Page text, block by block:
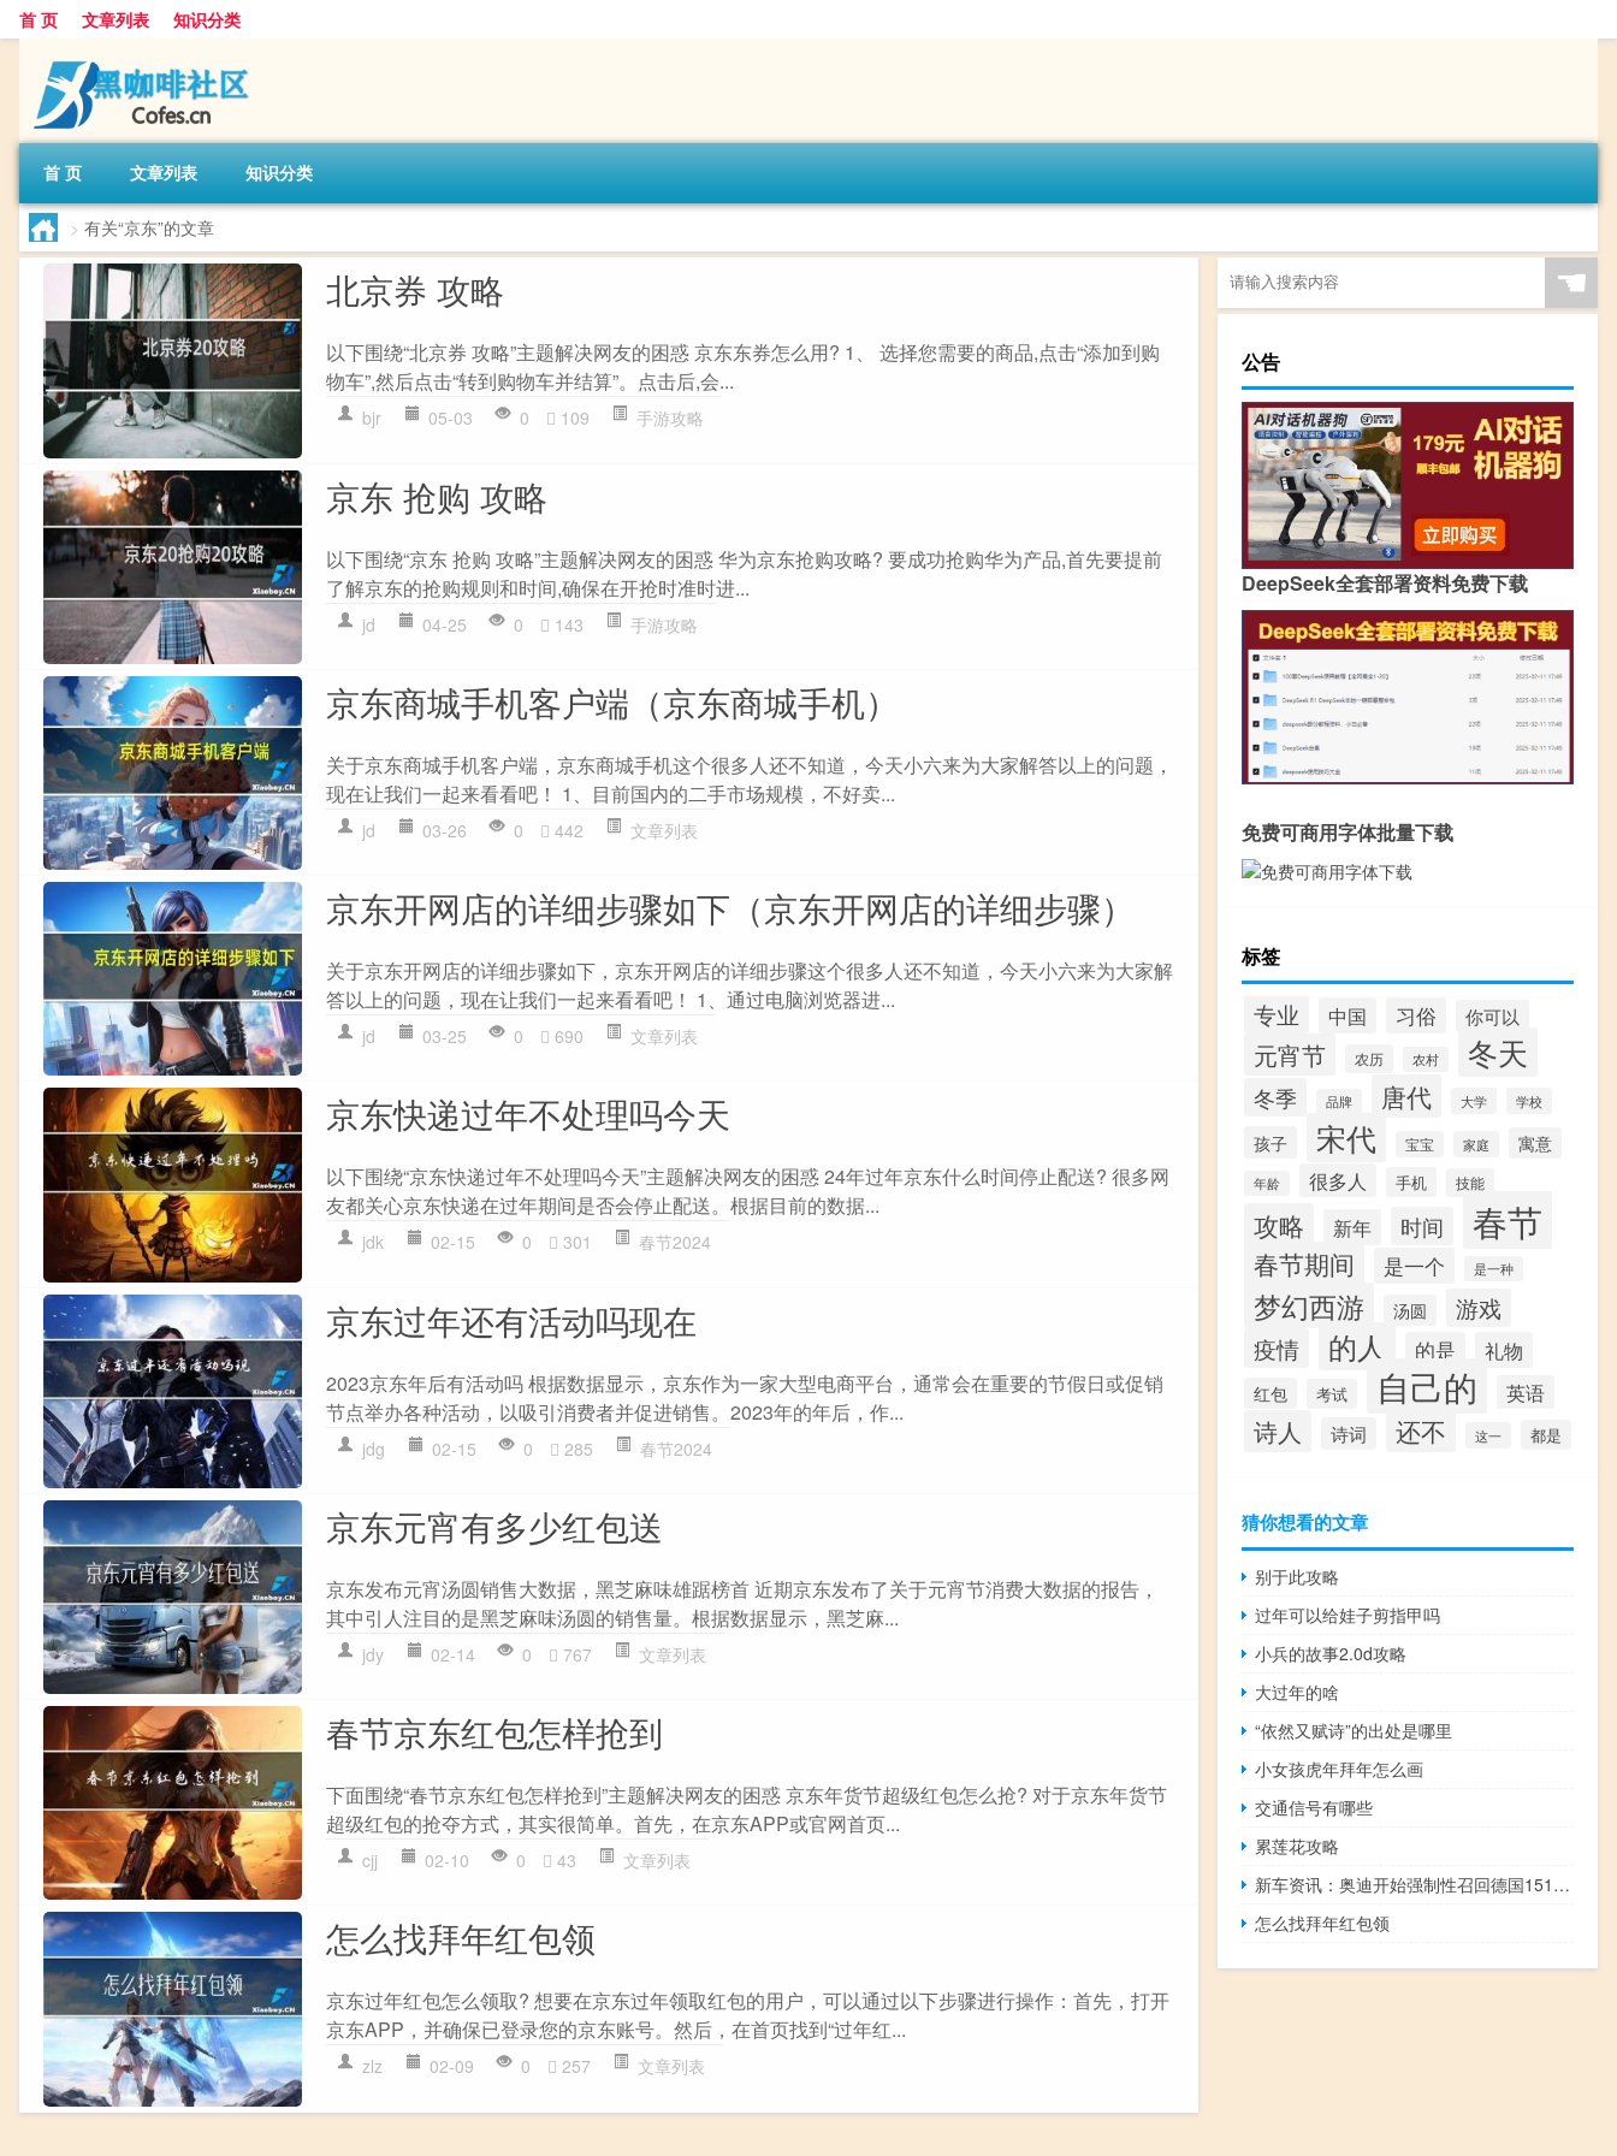
首 页 文章列表 知识分类
首 页 文章列表 知识分类
> 有关“京东”的文章
北京券 攻略
以下围绕“北京券 攻略”主题解决网友的困惑 京东东券怎么用? 1、 选择您需要的商品,点击“添加到购
物车”,然后点击“转到购物车并结算”。点击后,会...
bjr 05-03 0 109 手游攻略
京东 抢购 攻略
以下围绕“京东 抢购 攻略”主题解决网友的困惑 华为京东抢购攻略? 要成功抢购华为产品,首先要提前
了解京东的抢购规则和时间,确保在开抢时准时进...
jd 04-25 0 143 手游攻略
京东商城手机客户端（京东商城手机）
关于京东商城手机客户端，京东商城手机这个很多人还不知道，今天小六来为大家解答以上的问题，
现在让我们一起来看看吧！ 1、目前国内的二手市场规模，不好卖...
jd 03-26 0 442 文章列表
京东开网店的详细步骤如下（京东开网店的详细步骤）
关于京东开网店的详细步骤如下，京东开网店的详细步骤这个很多人还不知道，今天小六来为大家解
答以上的问题，现在让我们一起来看看吧！ 1、通过电脑浏览器进...
jd 03-25 0 690 文章列表
京东快递过年不处理吗今天
以下围绕“京东快递过年不处理吗今天”主题解决网友的困惑 24年过年京东什么时间停止配送? 很多网
友都关心京东快递在过年期间是否会停止配送。根据目前的数据...
jdk 02-15 0 301 春节2024
京东过年还有活动吗现在
2023京东年后有活动吗 根据数据显示，京东作为一家大型电商平台，通常会在重要的节假日或促销
节点举办各种活动，以吸引消费者并促进销售。2023年的年后，作...
jdg 02-15 0 285 春节2024
京东元宵有多少红包送
京东发布元宵汤圆销售大数据，黑芝麻味雄踞榜首 近期京东发布了关于元宵节消费大数据的报告，
其中引人注目的是黑芝麻味汤圆的销售量。根据数据显示，黑芝麻...
jdy 02-14 0 767 文章列表
春节京东红包怎样抢到
下面围绕“春节京东红包怎样抢到”主题解决网友的困惑 京东年货节超级红包怎么抢? 对于京东年货节
超级红包的抢夺方式，其实很简单。首先，在京东APP或官网首页...
cjj 02-10 0 43 文章列表
怎么找拜年红包领
京东过年红包怎么领取? 想要在京东过年领取红包的用户，可以通过以下步骤进行操作：首先，打开
京东APP，并确保已登录您的京东账号。然后，在首页找到“过年红...
zlz 02-09 0 257 文章列表
☚
公告
DeepSeek全套部署资料免费下载
免费可商用字体批量下载
标签
专业 中国 习俗 你可以
元宵节 农历 农村 冬天
冬季 品牌 唐代 大学 学校
孩子 宋代 宝宝 家庭 寓意
年龄 很多人 手机 技能
攻略 新年 时间 春节
春节期间 是一个 是一种
梦幻西游 汤圆 游戏
疫情 的人 的是 礼物
红包 考试 自己的 英语
诗人 诗词 还不 这一 都是
猜你想看的文章
别于此攻略
过年可以给娃子剪指甲吗
小兵的故事2.0d攻略
大过年的啥
“依然又赋诗”的出处是哪里
小女孩虎年拜年怎么画
交通信号有哪些
累莲花攻略
新车资讯：奥迪开始强制性召回德国151000辆柴油汽车
怎么找拜年红包领